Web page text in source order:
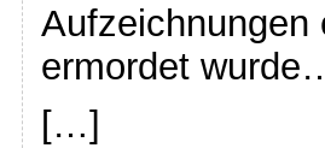
Aufzeichnungen
ermordet
[…]